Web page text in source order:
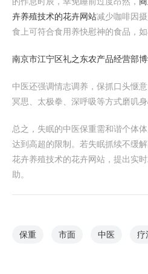
卉养殖技术的花卉网站减少咖啡因
食上可符合食用养快慰神的食品，如
南京市江宁区礼之东农产品经营部
中医还强调情志调养，保抓口头惬
冥思、太极拳、深呼吸等方式磨叽身
总之，失眠的中医保重需和谐个体
达到高超的限制。若失眠抓续不缓
花卉养殖技术的花卉网站，提出实
助。
保重 市面 中医 疗